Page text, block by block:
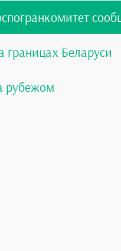
границах Беларуси
рубежом